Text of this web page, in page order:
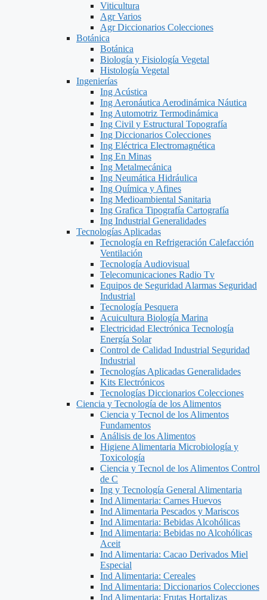
Viticultura
Agr Varios
Agr Diccionarios Colecciones
Botánica
Botánica
Biología y Fisiología Vegetal
Histología Vegetal
Ingenierías
Ing Acústica
Ing Aeronáutica Aerodinámica Náutica
Ing Automotriz Termodinámica
Ing Civil y Estructural Topografía
Ing Diccionarios Colecciones
Ing Eléctrica Electromagnética
Ing En Minas
Ing Metalmecánica
Ing Neumática Hidráulica
Ing Química y Afines
Ing Medioambiental Sanitaria
Ing Grafica Tipografía Cartografía
Ing Industrial Generalidades
Tecnologías Aplicadas
Tecnología en Refrigeración Calefacción
Ventilación
Tecnología Audiovisual
Telecomunicaciones Radio Tv
Equipos de Seguridad Alarmas Seguridad
Industrial
Tecnología Pesquera
Acuicultura Biología Marina
Electricidad Electrónica Tecnología
Energía Solar
Control de Calidad Industrial Seguridad
Industrial
Tecnologías Aplicadas Generalidades
Kits Electrónicos
Tecnologías Diccionarios Colecciones
Ciencia y Tecnología de los Alimentos
Ciencia y Tecnol de los Alimentos
Fundamentos
Análisis de los Alimentos
Higiene Alimentaria Microbiología y
Toxicología
Ciencia y Tecnol de los Alimentos Control
de C
Ing y Tecnología General Alimentaria
Ind Alimentaria: Carnes Huevos
Ind Alimentaria Pescados y Mariscos
Ind Alimentaria: Bebidas Alcohólicas
Ind Alimentaria: Bebidas no Alcohólicas
Aceit
Ind Alimentaria: Cacao Derivados Miel
Especial
Ind Alimentaria: Cereales
Ind Alimentaria: Diccionarios Colecciones
Ind Alimentaria: Frutas Hortalizas